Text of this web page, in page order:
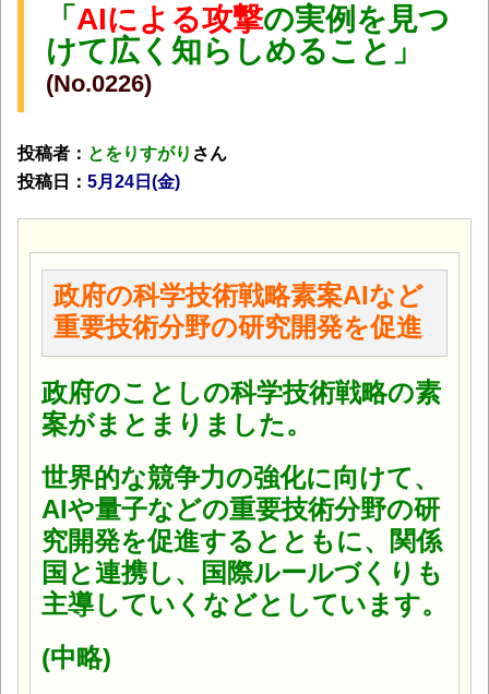
「 AIによる攻撃の実例を見つ
けて広く知らしめること」
(No.0226)
投稿者： とをりすがり さん
投稿日： 5月24日(金)
政府の科学技術戦略素案AIなど
重要技術分野の研究開発を促進
政府のことしの科学技術戦略の素
案がまとまりました。
世界的な競争力の強化に向けて、
AIや量子などの重要技術分野の研
究開発を促進するとともに、関係
国と連携し、国際ルールづくりも
主導していくなどとしています。
(中略)